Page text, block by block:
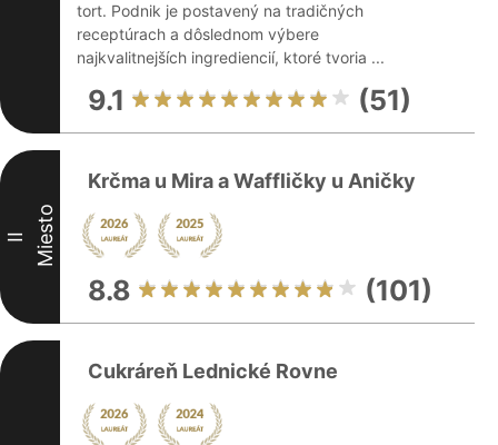
tort. Podnik je postavený na tradičných
receptúrach a dôslednom výbere
najkvalitnejších ingrediencií, ktoré tvoria ...
9.1 (51)
II Miesto
Krčma u Mira a Waffličky u Aničky
8.8 (101)
Cukráreň Lednické Rovne